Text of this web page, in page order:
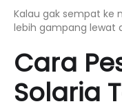
Kalau gak sempat ke
lebih gampang lewat
Cara
Solaria